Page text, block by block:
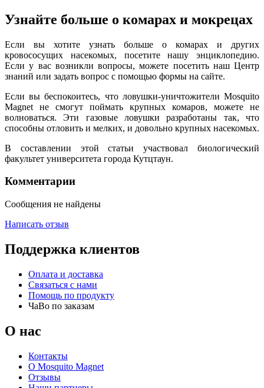
Узнайте больше о комарах и мокрецах
Если вы хотите узнать больше о комарах и других
кровососущих насекомых, посетите нашу энциклопедию.
Если у вас возникли вопросы, можете посетить наш Центр
знаний или задать вопрос с помощью формы на сайте.
Если вы беспокоитесь, что ловушки-уничтожители Mosquito
Magnet не смогут поймать крупных комаров, можете не
волноваться. Эти газовые ловушки разработаны так, что
способны отловить и мелких, и довольно крупных насекомых.
В составлении этой статьи участвовал биологический
факультет университета города Кутцтаун.
Комментарии
Сообщения не найдены
Написать отзыв
Поддержка клиентов
Оплата и доставка
Связаться с нами
Помощь по продукту
ЧаВо по заказам
О нас
Контакты
О Mosquito Magnet
Отзывы